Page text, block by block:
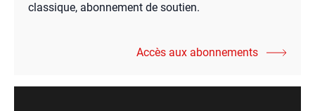
classique, abonnement de soutien.
Accès aux abonnements